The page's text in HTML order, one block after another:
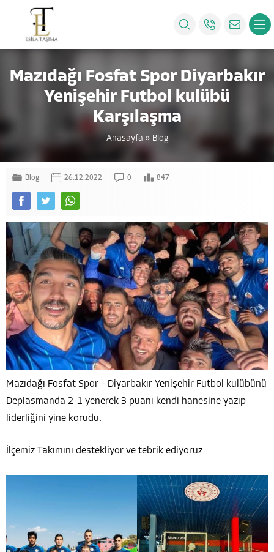
Mazıdağı Fosfat Spor Diyarbakır
Yenişehir Futbol kulübü
Karşılaşma
Anasayfa » Blog
Blog 26.12.2022 0 847
Mazıdağı Fosfat Spor – Diyarbakır Yenişehir Futbol kulübünü
Deplasmanda 2-1 yenerek 3 puanı kendi hanesine yazıp
liderliğini yine korudu.
İlçemiz Takımını destekliyor ve tebrik ediyoruz